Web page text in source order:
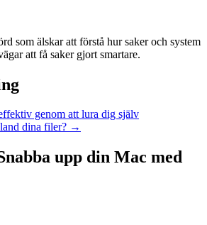
som älskar att förstå hur saker och system
att få saker gjort smartare.
genom att lura dig själv
dina filer? →
upp din Mac med